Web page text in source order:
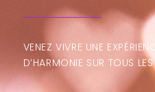
VENEZ VIVRE UNE
D’HARMONIE SUR TOUS